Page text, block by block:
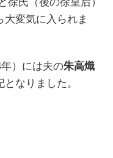
変気に入られま
）には夫の朱高熾
なりました。